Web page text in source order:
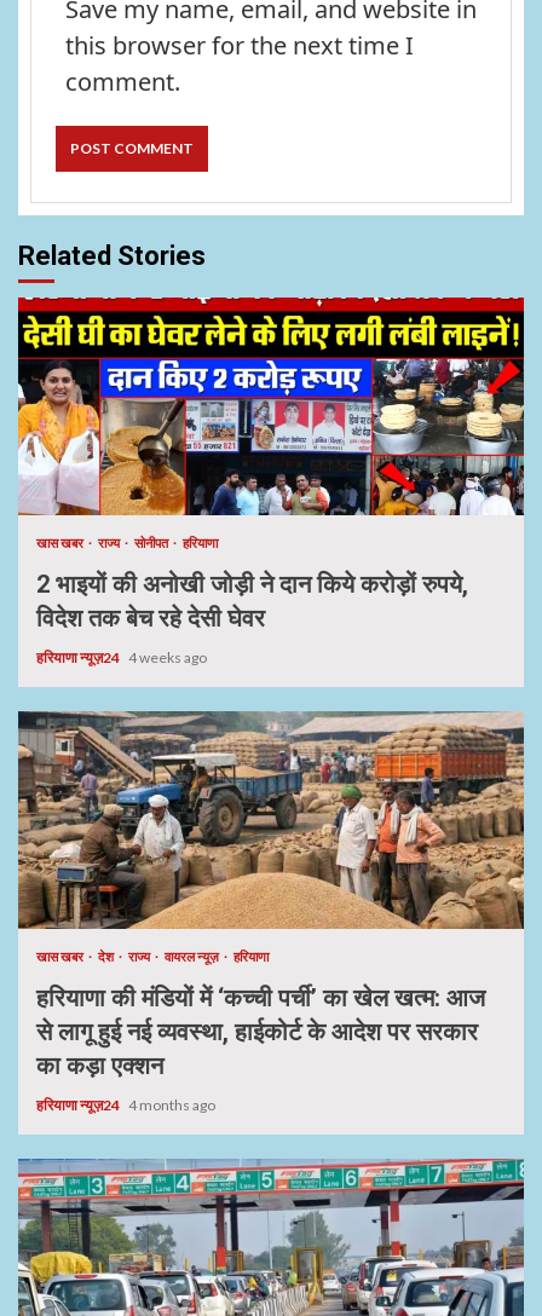
Save my name, email, and website in
this browser for the next time I
comment.
Related Stories
खास खबर राज्य सोनीपत हरियाणा
2 भाइयों की अनोखी जोड़ी ने दान किये करोड़ों रुपये,
विदेश तक बेच रहे देसी घेवर
हरियाणा न्यूज़24 4 weeks ago
खास खबर देश राज्य वायरल न्यूज़ हरियाणा
हरियाणा की मंडियों में ‘कच्ची पर्ची’ का खेल खत्म: आज
से लागू हुई नई व्यवस्था, हाईकोर्ट के आदेश पर सरकार
का कड़ा एक्शन
हरियाणा न्यूज़24 4 months ago